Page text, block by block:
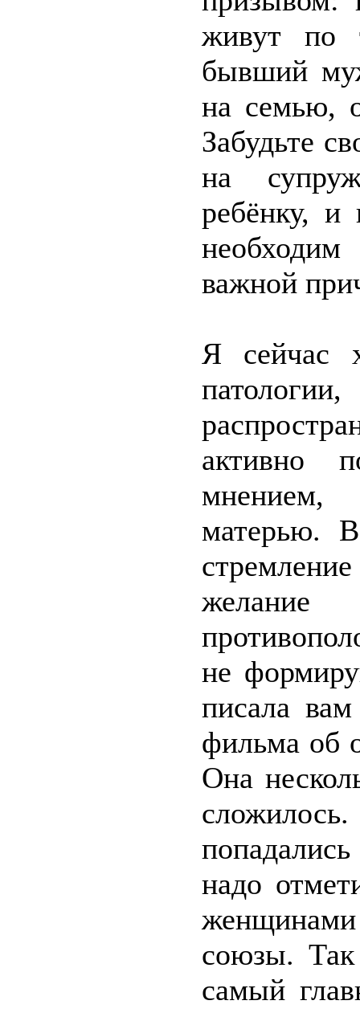
живут по
бывший
на семью,
Забудьте
на
ребёнку, и
важной
Я сейчас
активно
мнением,
матерью.
не
писала
фильма об
Она
надо
союзы. Так
самый